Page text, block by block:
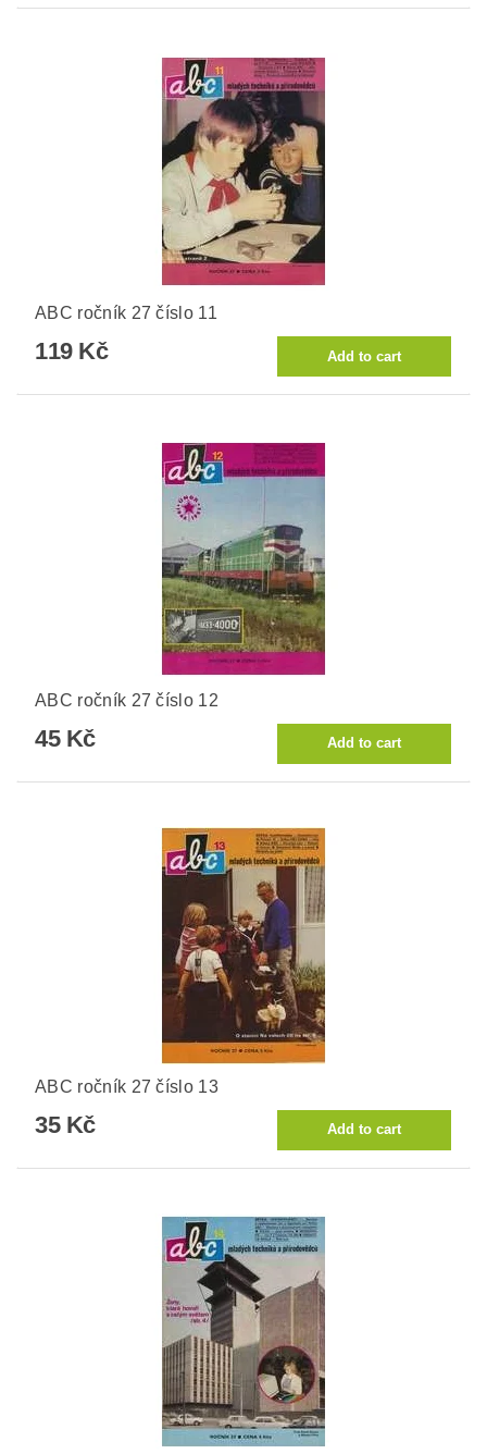
ABC ročník 27 číslo 11
119 Kč
ABC ročník 27 číslo 12
45 Kč
ABC ročník 27 číslo 13
35 Kč